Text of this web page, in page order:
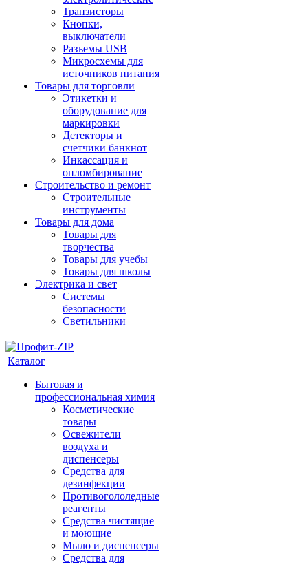
Транзисторы
Кнопки,
выключатели
Разъемы USB
Микросхемы для
источников питания
Товары для торговли
Этикетки и
оборудование для
маркировки
Детекторы и
счетчики банкнот
Инкассация и
опломбирование
Строительство и ремонт
Строительные
инструменты
Товары для дома
Товары для
творчества
Товары для учебы
Товары для школы
Электрика и свет
Системы
безопасности
Светильники
Каталог
Бытовая и
профессиональная химия
Косметические
товары
Освежители
воздуха и
диспенсеры
Средства для
дезинфекции
Противогололедные
реагенты
Средства чистящие
и моющие
Мыло и диспенсеры
Средства для